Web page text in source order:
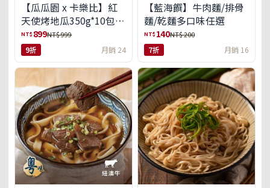
【瓜瓜園 x 卡樂比】紅
天使烤地瓜350g*10包
(免運組)
NT$ 899NT$ 999
9折 月銷 24
【藍海饌】牛肉麵/排骨
麵/乾麵多口味任選
NT$ 140NT$ 200
7折 月銷 16